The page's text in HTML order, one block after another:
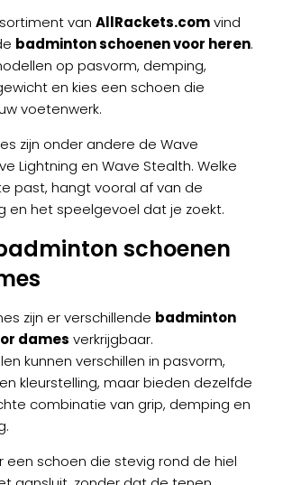
van AllRackets.comvind
badminton schoenen voor heren.
op pasvorm, demping,
en kies een schoen die
voetenwerk.
zijn onder andere de Wave
Lightning en Wave Stealth. Welke
past, hangt vooral af van de
en het speelgevoel dat je zoekt.
schoenen
zijn er verschillende badminton
dames verkrijgbaar.
kunnen verschillen in pasvorm,
kleurstelling, maar bieden dezelfde
combinatie van grip, demping en
een schoen die stevig rond de hiel